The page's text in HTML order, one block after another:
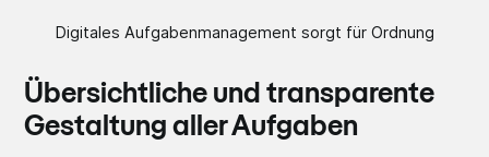
Digitales Aufgabenmanagement sorgt für Ordnung
Übersichtliche und transparente
Gestaltung aller Aufgaben